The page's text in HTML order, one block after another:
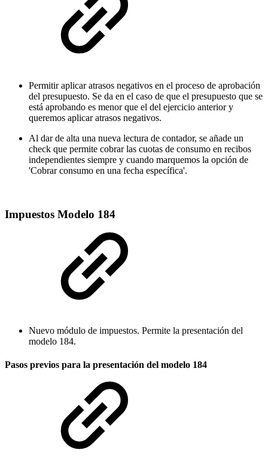
Permitir aplicar atrasos negativos en el proceso de aprobación
del presupuesto. Se da en el caso de que el presupuesto que se
está aprobando es menor que el del ejercicio anterior y
queremos aplicar atrasos negativos.
Al dar de alta una nueva lectura de contador, se añade un
check que permite cobrar las cuotas de consumo en recibos
independientes siempre y cuando marquemos la opción de
'Cobrar consumo en una fecha específica'.
Impuestos Modelo 184
Nuevo módulo de impuestos. Permite la presentación del
modelo 184.
Pasos previos para la presentación del modelo 184